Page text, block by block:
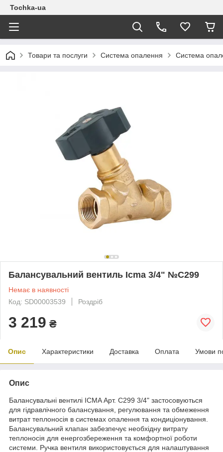
Tochka-ua
Товари та послуги Система опалення Система
Балансувальний вентиль Icma 3/4" №C299
Немає в наявності
Код: SD00003539
Роздріб
3 219 ₴
Опис Характеристики Доставка Оплата Умови
Опис
Балансувальні вентилі ICMA Арт. C299 3/4" застосовуються
для гідравлічного балансування, регулювання та обмеження
витрат теплоносія в системах опалення та кондиціонування.
Балансувальний клапан забезпечує необхідну витрату
теплоносія для енергозбереження та комфортної роботи
системи. Ручка вентиля використовується для налаштування